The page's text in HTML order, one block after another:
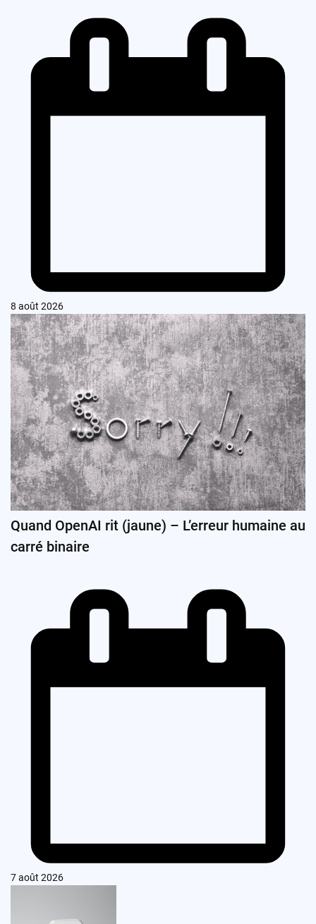
8 août 2026
Quand OpenAI rit (jaune) – L’erreur humaine au
carré binaire
7 août 2026